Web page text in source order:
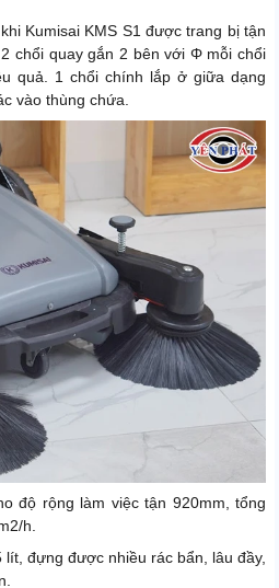
Kumisai KMS S1 được trang bị tận
chổi quay gắn 2 bên với Φ mỗi chổi
quả. 1 chổi chính lắp ở giữa dạng
vào thùng chứa.
độ rộng làm việc tận 920mm, tổng
h.
đựng được nhiều rác bẩn, lâu đầy,